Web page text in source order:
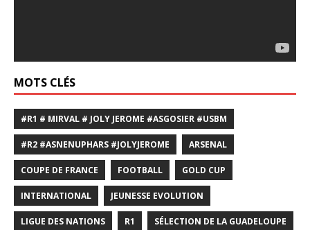
MOTS CLÉS
#R1 # MIRVAL # JOLY JEROME #ASGOSIER #USBM
#R2 #ASNENUPHARS #JOLYJEROME ARSENAL
COUPE DE FRANCE FOOTBALL GOLD CUP
INTERNATIONAL JEUNESSE EVOLUTION
LIGUE DES NATIONS R1 SÉLECTION DE LA GUADELOUPE